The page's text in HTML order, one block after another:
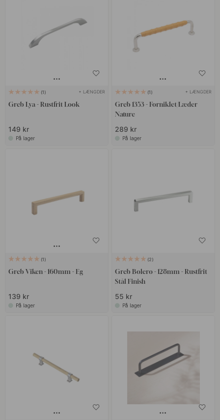
1 + LÆNGDER
Greb Lya - Rustfrit Look
149 kr
På lager
1 + LÆNGDER
Greb 1353 - Forniklet/Læder
Nature
289 kr
På lager
1
Greb Viken - 160mm - Eg
139 kr
På lager
2
Greb Bolero - 128mm - Rustfrit
Stål Finish
55 kr
På lager